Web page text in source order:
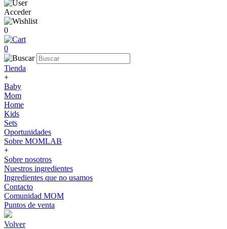
Acceder
0
0
Tienda
+
Baby
Mom
Home
Kids
Sets
Oportunidades
Sobre MOMLAB
+
Sobre nosotros
Nuestros ingredientes
Ingredientes que no usamos
Contacto
Comunidad MOM
Puntos de venta
Volver